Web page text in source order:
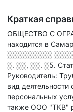
Краткая
ОБЩЕСТВО С
находится в
░░░░░░░░░
░. ░░, ░░. ░5.
Руководитель:
вид деятельности
персональных
также ООО "ТКВ"